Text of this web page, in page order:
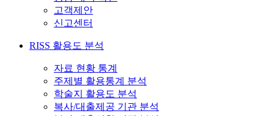
고객제안
신고센터
RISS 활용도 분석
자료 현황 통계
주제별 활용통계 분석
학술지 활용도 분석
복사/대출제공 기관 분석